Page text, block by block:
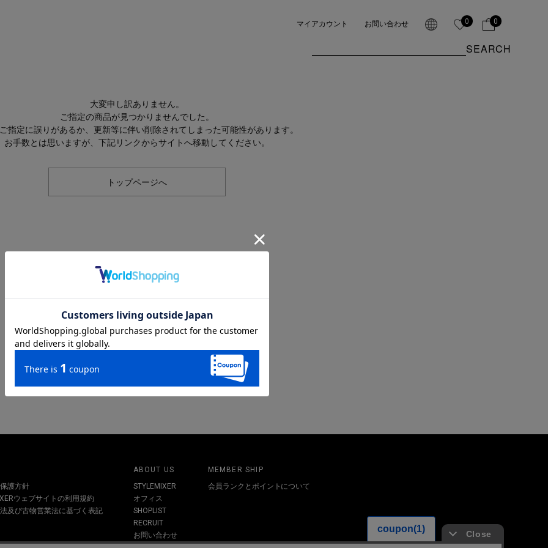
マイアカウント お問い合わせ 0 0
SEARCH
大変申し訳ありません。
ご指定の商品が見つかりませんでした。
指定に誤りがあるか、更新等に伴い削除されてしまった可能性があります。
お手数とは思いますが、下記リンクからサイトへ移動してください。
トップページへ
護方針
ウェブサイトの利用規約
及び古物営業法に基づく表記
ABOUT US
STYLEMIXER
オフィス
SHOPLIST
RECRUIT
お問い合わせ
MEMBER SHIP
会員ランクとポイントについて